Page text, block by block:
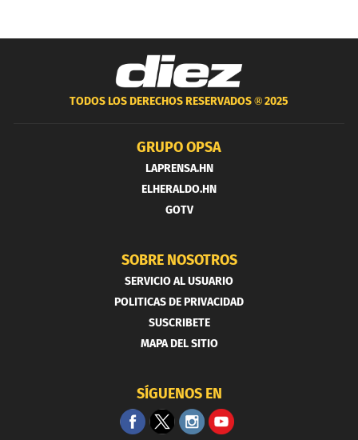
TODOS LOS DERECHOS RESERVADOS ®2025
GRUPO OPSA
LAPRENSA.HN
ELHERALDO.HN
GOTV
SOBRE NOSOTROS
SERVICIO AL USUARIO
POLITICAS DE PRIVACIDAD
SUSCRIBETE
MAPA DEL SITIO
SÍGUENOS EN